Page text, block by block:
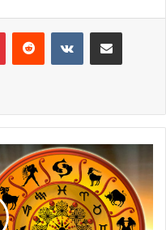
PinterestReddit VKontakteShare via Email